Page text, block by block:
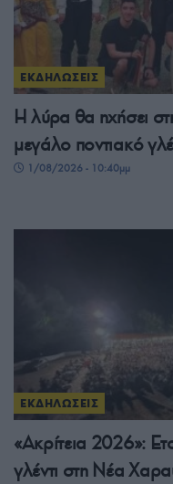
ΕΚΔΗΛΩΣΕΙΣ
Η λύρα θα ηχήσει
μεγάλο ποντιακό
1/08/2026 - 10:40μμ
ΕΚΔΗΛΩΣΕΙΣ
«Ακρίτεια 2026»:
γλέντι στη Νέα